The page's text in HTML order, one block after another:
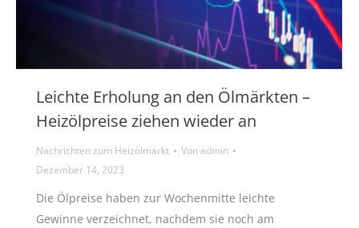
Leichte Erholung an den Ölmärkten –
Heizölpreise ziehen wieder an
Nachrichten zum Heizölmarkt Vonadmin
Dezember 14, 2023
Die Ölpreise haben zur Wochenmitte leichte
Gewinne verzeichnet, nachdem sie noch am